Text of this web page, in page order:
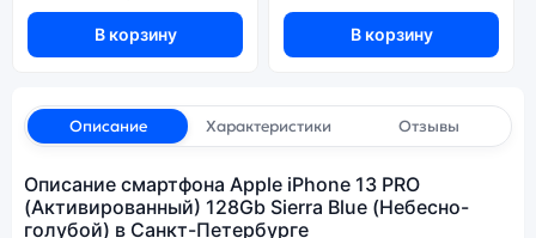
В корзину В корзину
Описание Характеристики Отзывы
Описание смартфона Apple iPhone 13 PRO
(Активированный) 128Gb Sierra Blue (Небесно-
голубой) в Санкт-Петербурге